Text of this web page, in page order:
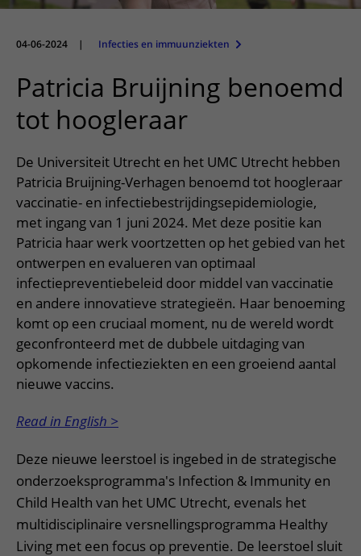
Onderzoeken en diagnostiek
Bloedprikken
Wachttijden
Wijzigen patiëntgegevens
Mijn UMC Utrecht patiëntportaal
Faciliteiten en voorzieningen
Bezoekregels
Parkeren
Wegwijs in het ziekenhuis
Contact met verpleegafdeling
Het Wilhelmina Kinderziekenhuis
Diagnostiek aanvragen
Zorgverlenersportaal
Onderwijs
Werken bij het UMC Utrecht
04-06-2024 | Infecties en immuunziekten
Patricia Bruijning benoemd
tot hoogleraar
De Universiteit Utrecht en het UMC Utrecht hebben
Patricia Bruijning-Verhagen benoemd tot hoogleraar
vaccinatie- en infectiebestrijdingsepidemiologie,
met ingang van 1 juni 2024. Met deze positie kan
Patricia haar werk voortzetten op het gebied van het
ontwerpen en evalueren van optimaal
infectiepreventiebeleid door middel van vaccinatie
en andere innovatieve strategieën. Haar benoeming
komt op een cruciaal moment, nu de wereld wordt
geconfronteerd met de dubbele uitdaging van
opkomende infectieziekten en een groeiend aantal
nieuwe vaccins.
Read in English >
Deze nieuwe leerstoel is ingebed in de strategische
onderzoeksprogramma's Infection & Immunity en
Child Health van het UMC Utrecht, evenals het
multidisciplinaire versnellingsprogramma Healthy
Living met een focus op preventie. De leerstoel sluit